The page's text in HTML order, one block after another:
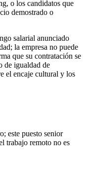
o los candidatos que
demostrado o
salarial anunciado
la empresa no puede
que su contratación se
de igualdad de
el encaje cultural y los
este puesto senior
trabajo remoto no es